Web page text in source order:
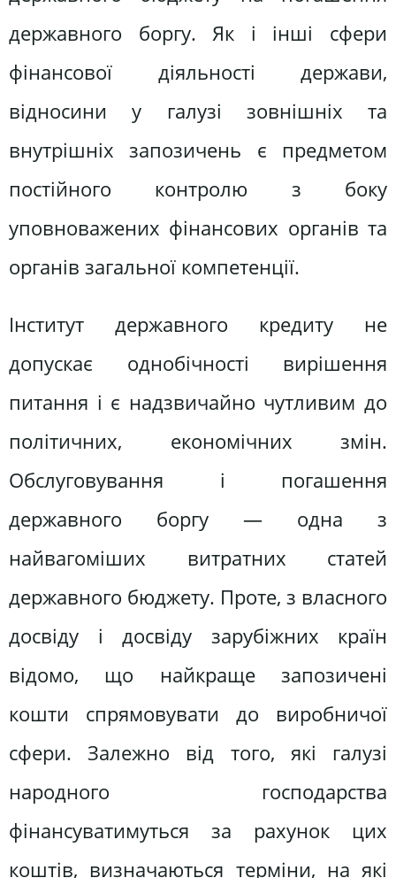
державного боргу. Як і інші сфери
фінансової діяльності держави,
відносини у галузі зовнішніх та
внутрішніх запозичень є предметом
постійного контролю з боку
уповноважених фінансових органів та
органів загальної компетенції.
Інститут державного кредиту не
допускає однобічності вирішення
питання і є надзвичайно чутливим до
політичних, економічних змін.
Обслуговування і погашення
державного боргу — одна з
найвагоміших витратних статей
державного бюджету. Проте, з власного
досвіду і досвіду зарубіжних країн
відомо, що найкраще запозичені
кошти спрямовувати до виробничої
сфери. Залежно від того, які галузі
народного господарства
фінансуватимуться за рахунок цих
коштів, визначаються терміни, на які